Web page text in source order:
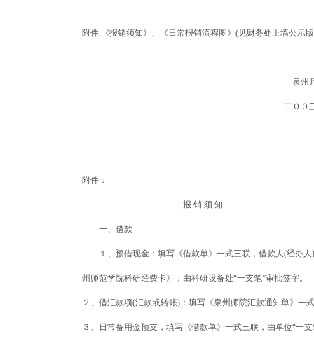
附件:《报销须知》、《日常报销流程图》(见财务处上墙公示
泉州师范学
二００三年六月
附件：
报 销 须 知
一、借款
１、预借现金：填写《借款单》一式三联，借款人(经办人
州师范学院科研经费卡》，由科研设备处“一支笔”审批签字。
２、借汇款项(汇款或转账)：填写《泉州师院汇款通知单》一
３、日常备用金预支，填写《借款单》一式三联，由单位“一